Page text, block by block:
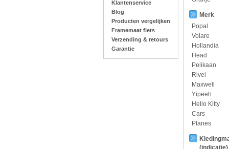
Klantenservice
Blog
Producten vergelijken
Framemaat fiets
Verzending & retours
Garantie
Merk
Popal
Volare
Hollandia
Head
Pelikaan
Rivel
Maxwell
Yipeeh
Hello Kitty
Cars
Planes
(indicatie)